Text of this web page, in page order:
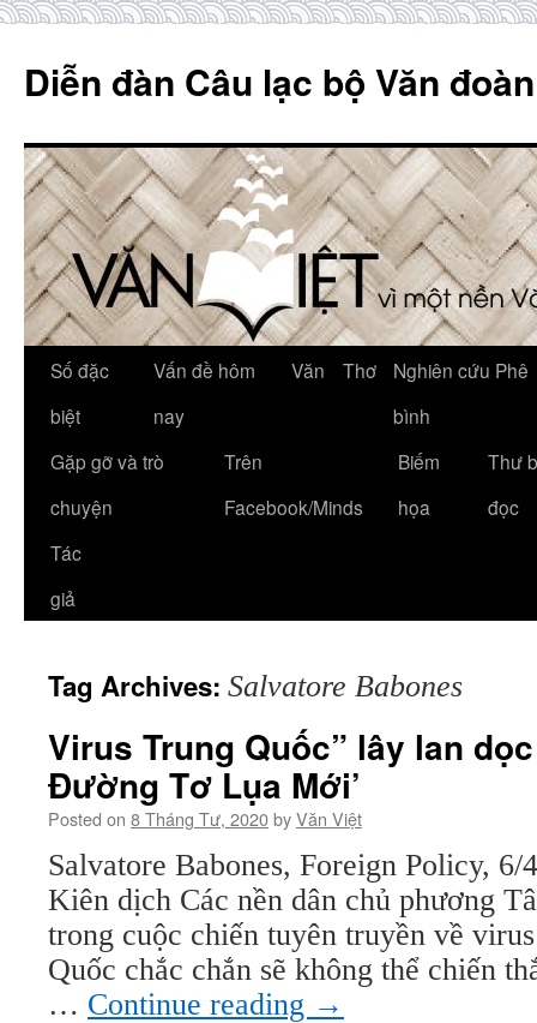
content
Diễn đàn Câu lạc bộ Văn
Số đặc
biệt
Vấn đề hôm
nay
Văn Thơ
Nghiên cứu Phê
bình
Gặp gỡ và trò
chuyện
Trên
Facebook/Minds
Biếm
họa
Thư
đọc
Tác
giả
Tag Archives: Salvatore Babones
Virus Trung Quốc” lây lan
Đường Tơ Lụa Mới’
Posted on 8 Tháng Tư, 2020byVăn Việt
Salvatore Babones, Foreign Policy,
Kiên dịch Các nền dân chủ phương
trong cuộc chiến tuyên truyền về
Quốc chắc chắn sẽ không thể chiến
… Continue reading →